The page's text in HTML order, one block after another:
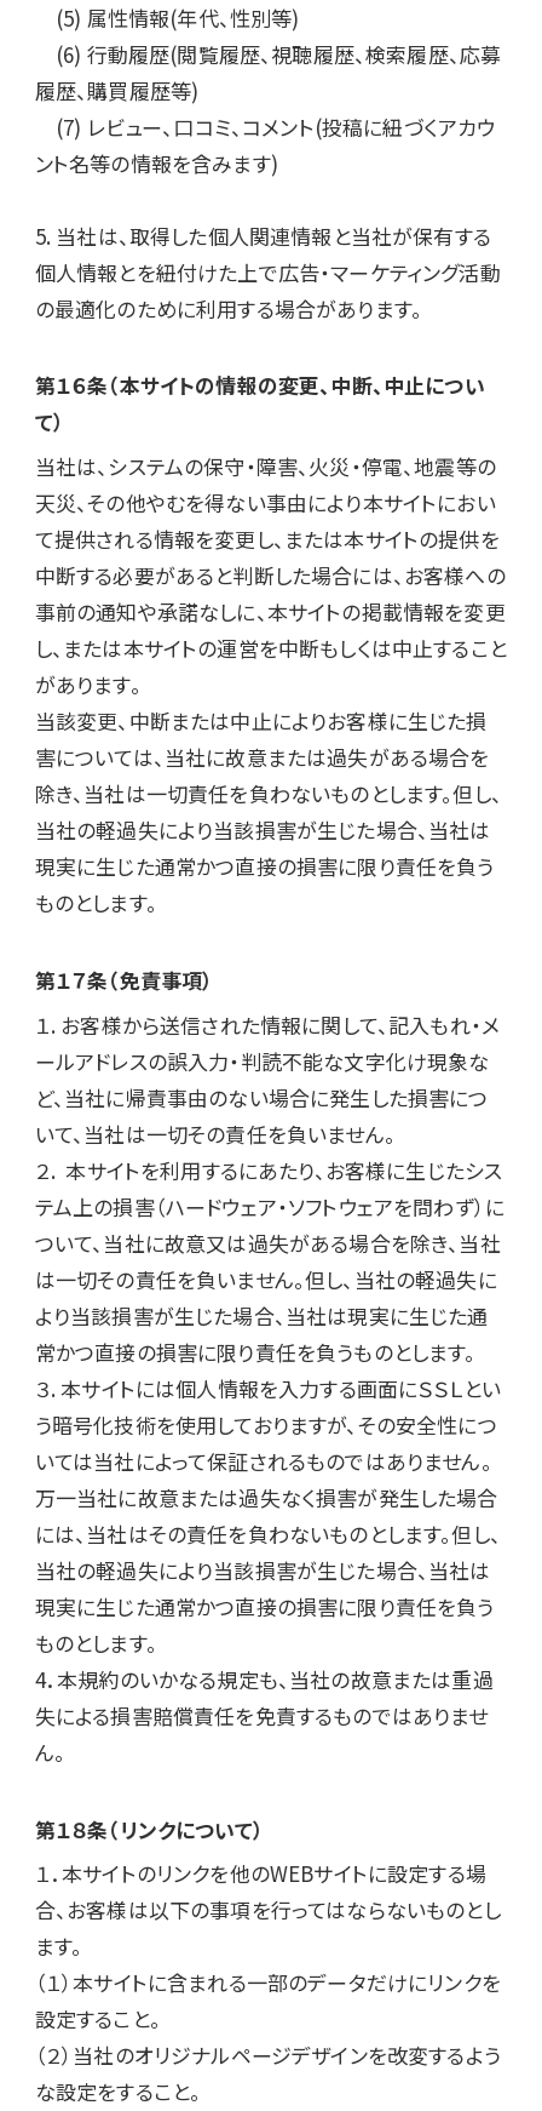
(5) 属性情報(年代、性別等)
(6) 行動履歴(閲覧履歴、視聴履歴、検索履歴、応募
履歴、購買履歴等)
(7) レビュー、口コミ、コメント(投稿に紐づくアカウ
ント名等の情報を含みます)
5. 当社は、取得した個人関連情報と当社が保有する
個人情報とを紐付けた上で広告・マーケティング活動
の最適化のために利用する場合があります。
第１６条（本サイトの情報の変更、中断、中止につい
て）
当社は、システムの保守・障害、火災・停電、地震等の
天災、その他やむを得ない事由により本サイトにおい
て提供される情報を変更し、または本サイトの提供を
中断する必要があると判断した場合には、お客様への
事前の通知や承諾なしに、本サイトの掲載情報を変更
し、または本サイトの運営を中断もしくは中止すること
があります。
当該変更、中断または中止によりお客様に生じた損
害については、当社に故意または過失がある場合を
除き、当社は一切責任を負わないものとします。但し、
当社の軽過失により当該損害が生じた場合、当社は
現実に生じた通常かつ直接の損害に限り責任を負う
ものとします。
第１７条（免責事項）
１. お客様から送信された情報に関して、記入もれ・メ
ールアドレスの誤入力・判読不能な文字化け現象な
ど、当社に帰責事由のない場合に発生した損害につ
いて、当社は一切その責任を負いません。
２.  本サイトを利用するにあたり、お客様に生じたシス
テム上の損害（ハードウェア・ソフトウェアを問わず）に
ついて、当社に故意又は過失がある場合を除き、当社
は一切その責任を負いません。但し、当社の軽過失に
より当該損害が生じた場合、当社は現実に生じた通
常かつ直接の損害に限り責任を負うものとします。
３. 本サイトには個人情報を入力する画面にＳＳＬとい
う暗号化技術を使用しておりますが、その安全性につ
いては当社によって保証されるものではありません。
万一当社に故意または過失なく損害が発生した場合
には、当社はその責任を負わないものとします。但し、
当社の軽過失により当該損害が生じた場合、当社は
現実に生じた通常かつ直接の損害に限り責任を負う
ものとします。
4．本規約のいかなる規定も、当社の故意または重過
失による損害賠償責任を免責するものではありませ
ん。
第１８条（リンクについて）
１．本サイトのリンクを他のWEBサイトに設定する場
合、お客様は以下の事項を行ってはならないものとし
ます。
（１）本サイトに含まれる一部のデータだけにリンクを
設定すること。
（２）当社のオリジナルページデザインを改変するよう
な設定をすること。